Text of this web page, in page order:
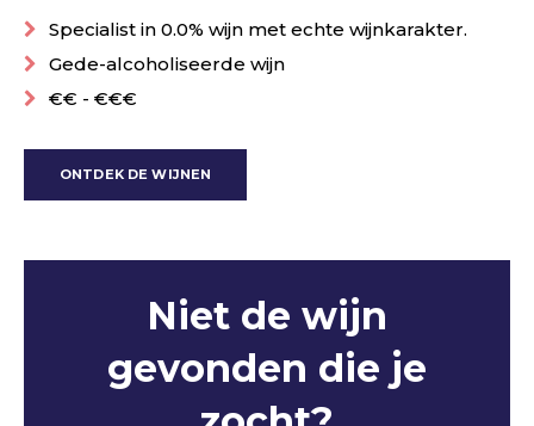
Specialist in 0.0% wijn met echte wijnkarakter.
Gede-alcoholiseerde wijn
€€ - €€€
ONTDEK DE WIJNEN
Niet de wijn
gevonden die je